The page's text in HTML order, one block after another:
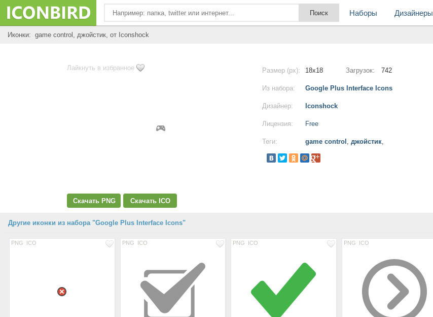
Наборы Дизайнеры
Иконки: game control, джойстик, от Iconshock
Лайкнуть в избранное
Скачать PNG Скачать ICO
Размер (px): 18x18 Загрузок: 742
Из набора: Google Plus Interface Icons
Дизайнер: Iconshock
Лицензия: Free
Теги: game control , джойстик,
Другие иконки из набора "Google Plus Interface Icons"
PNG ICO PNG ICO PNG ICO PNG ICO